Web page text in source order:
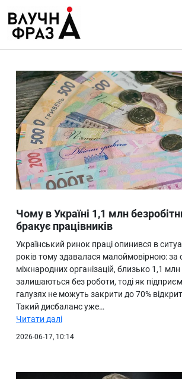
содержимому
Гроші
Життя
Лайфстайл
ТехноНаука
Людина
Ukraine
Про нас
Чому в Україні 1,1 млн
бракує працівників
Український ринок праці опинився в
років тому здавалася малоймовірною: за
міжнародних організацій, близько 1,1
залишаються без роботи, тоді як
галузях не можуть закрити до 70%
Такий дисбаланс уже…
Читати далі
2026-06-17, 10:14